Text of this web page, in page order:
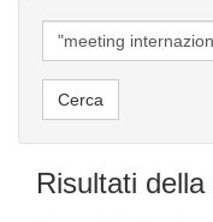
Risultati